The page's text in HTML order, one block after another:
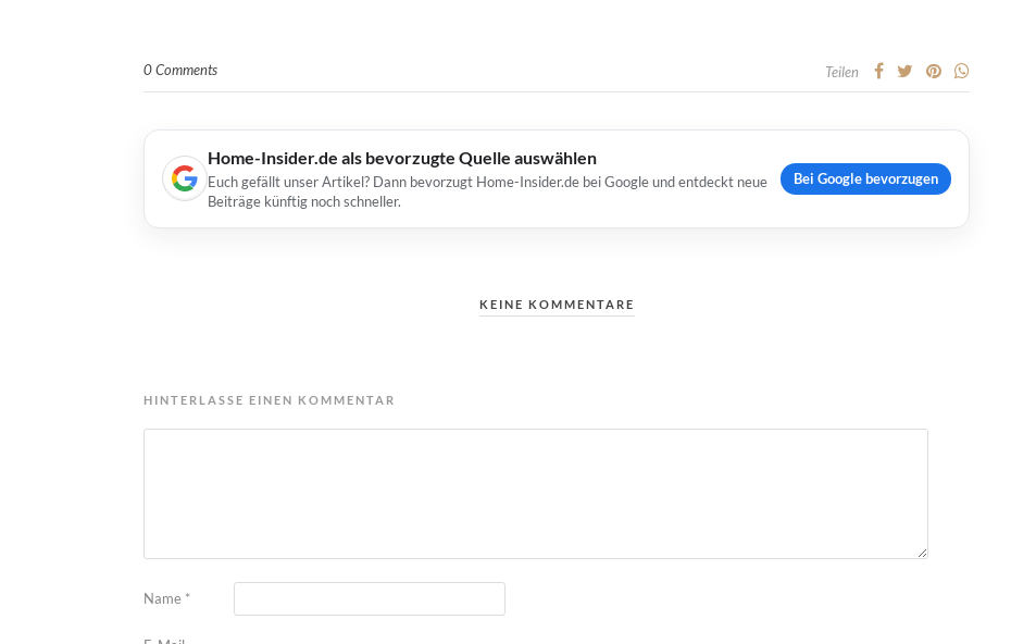
0 Comments Teilen
Home-Insider.de als bevorzugte Quelle auswählen
Euch gefällt unser Artikel? Dann bevorzugt Home-Insider.de bei Google und entdeckt neue
Beiträge künftig noch schneller.
Bei Google bevorzugen
KEINE KOMMENTARE
HINTERLASSE EINEN KOMMENTAR
Name *